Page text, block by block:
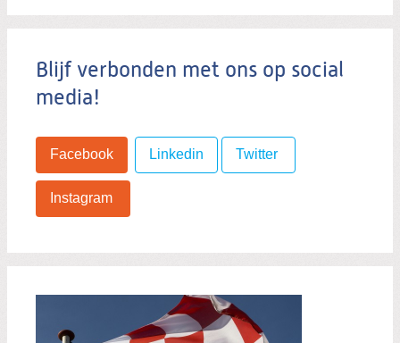
Blijf verbonden met ons op social
media!
Facebook Linkedin Twitter
Instagram